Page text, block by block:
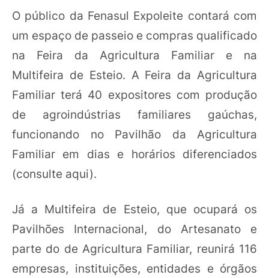
O público da Fenasul Expoleite contará com
um espaço de passeio e compras qualificado
na Feira da Agricultura Familiar e na
Multifeira de Esteio. A Feira da Agricultura
Familiar terá 40 expositores com produção
de agroindústrias familiares gaúchas,
funcionando no Pavilhão da Agricultura
Familiar em dias e horários diferenciados
(consulte aqui).
Já a Multifeira de Esteio, que ocupará os
Pavilhões Internacional, do Artesanato e
parte do de Agricultura Familiar, reunirá 116
empresas, instituições, entidades e órgãos